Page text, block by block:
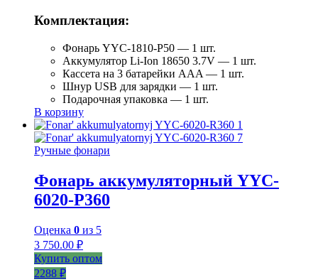
Комплектация:
Фонарь YYC-1810-P50 — 1 шт.
Аккумулятор Li-Ion 18650 3.7V — 1 шт.
Кассета на 3 батарейки AAA — 1 шт.
Шнур USB для зарядки — 1 шт.
Подарочная упаковка — 1 шт.
В корзину
Ручные фонари
Фонарь аккумуляторный YYC-
6020-Р360
Оценка 0 из 5
3 750.00 ₽
Купить оптом
2288 ₽